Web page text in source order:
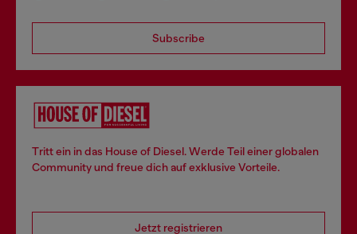
Subscribe
Tritt ein in das House of Diesel. Werde Teil einer globalen
Community und freue dich auf exklusive Vorteile.
Jetzt registrieren